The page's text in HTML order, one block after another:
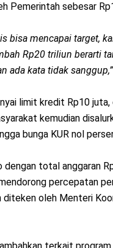
Pemerintah sebesar
bisa mencapai target,
Rp20 triliun berarti
ada kata tidak
limit kredit Rp10 juta,
kemudian
bunga KUR nol
dengan total anggaran
percepatan
oleh Menteri